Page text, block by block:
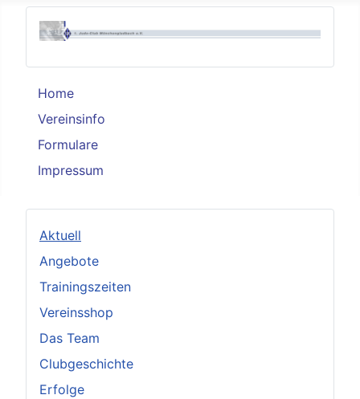
Home
Vereinsinfo
Formulare
Impressum
Aktuell
Angebote
Trainingszeiten
Vereinsshop
Das Team
Clubgeschichte
Erfolge